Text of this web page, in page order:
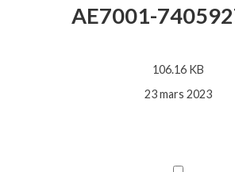
AE7001-
106.16 KB
23 mars 2023